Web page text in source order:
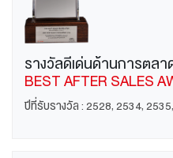
รางวัลดีเด่นด้านการตล
BEST AFTER SALES
ปีที่รับรางวัล : 2528, 2534,